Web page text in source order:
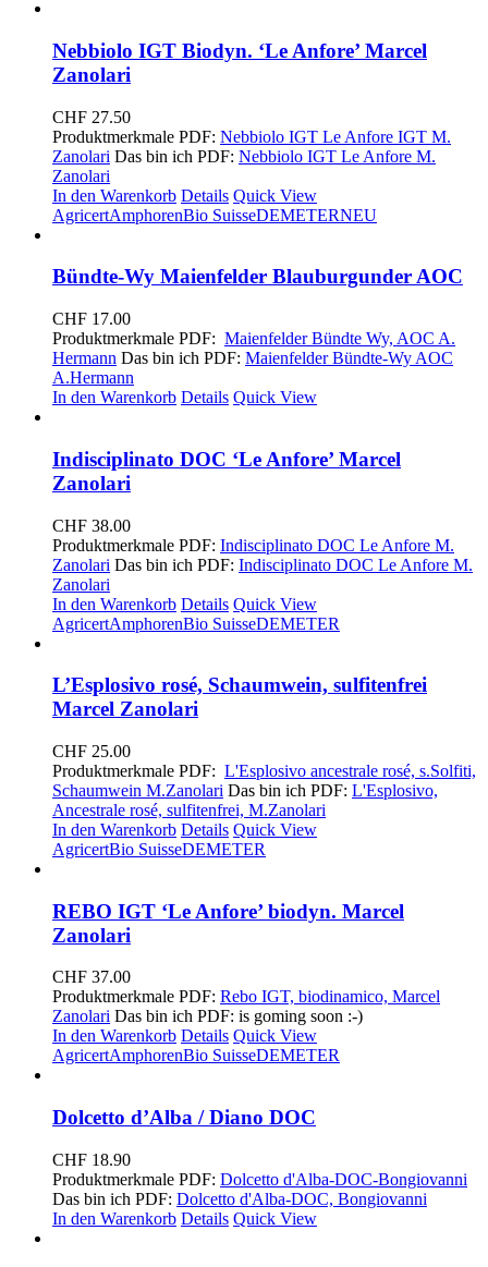
Nebbiolo IGT Biodyn. ‘Le Anfore’ Marcel
Zanolari
CHF 27.50
Produktmerkmale PDF: Nebbiolo IGT Le Anfore IGT M.
Zanolari Das bin ich PDF: Nebbiolo IGT Le Anfore M.
Zanolari
In den Warenkorb Details Quick View
AgricertAmphorenBio SuisseDEMETERNEU
Bündte-Wy Maienfelder Blauburgunder AOC
CHF 17.00
Produktmerkmale PDF: Maienfelder Bündte Wy, AOC A.
Hermann Das bin ich PDF: Maienfelder Bündte-Wy AOC
A.Hermann
In den Warenkorb Details Quick View
Indisciplinato DOC ‘Le Anfore’ Marcel
Zanolari
CHF 38.00
Produktmerkmale PDF: Indisciplinato DOC Le Anfore M.
Zanolari Das bin ich PDF: Indisciplinato DOC Le Anfore M.
Zanolari
In den Warenkorb Details Quick View
AgricertAmphorenBio SuisseDEMETER
L’Esplosivo rosé, Schaumwein, sulfitenfrei
Marcel Zanolari
CHF 25.00
Produktmerkmale PDF: L'Esplosivo ancestrale rosé, s.Solfiti,
Schaumwein M.Zanolari Das bin ich PDF: L'Esplosivo,
Ancestrale rosé, sulfitenfrei, M.Zanolari
In den Warenkorb Details Quick View
AgricertBio SuisseDEMETER
REBO IGT ‘Le Anfore’ biodyn. Marcel
Zanolari
CHF 37.00
Produktmerkmale PDF: Rebo IGT, biodinamico, Marcel
Zanolari Das bin ich PDF: is goming soon :-)
In den Warenkorb Details Quick View
AgricertAmphorenBio SuisseDEMETER
Dolcetto d’Alba / Diano DOC
CHF 18.90
Produktmerkmale PDF: Dolcetto d'Alba-DOC-Bongiovanni
Das bin ich PDF: Dolcetto d'Alba-DOC, Bongiovanni
In den Warenkorb Details Quick View